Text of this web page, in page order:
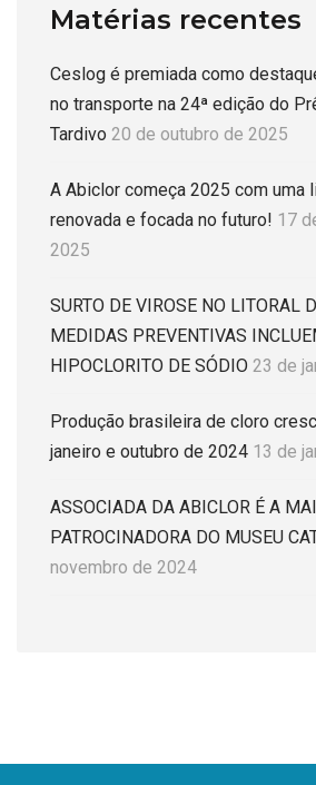
Matérias recentes
Ceslog é premiada como
no transporte na 24ª edição do
Tardivo 20 de outubro de 2025
A Abiclor começa 2025 com uma
renovada e focada no futuro! 17
2025
SURTO DE VIROSE NO LITORAL
MEDIDAS PREVENTIVAS
HIPOCLORITO DE SÓDIO 23 de
Produção brasileira de cloro
janeiro e outubro de 2024 13 de
ASSOCIADA DA ABICLOR É A
PATROCINADORA DO MUSEU
novembro de 2024